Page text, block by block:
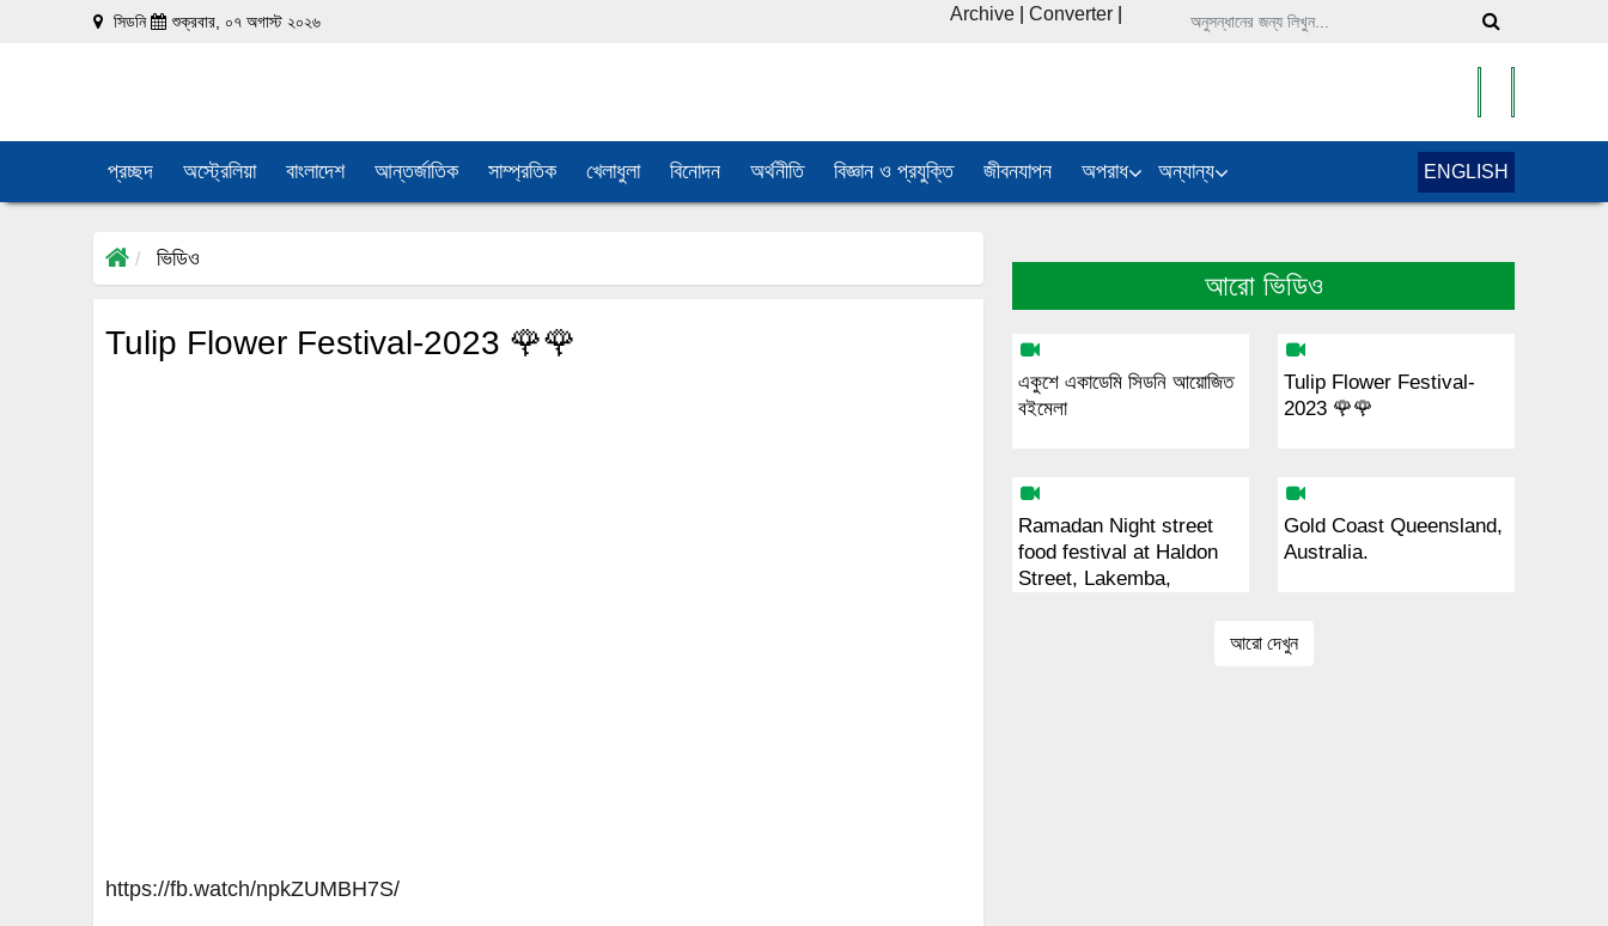
সিডনি শুক্রবার, ০৭ অগাস্ট ২০২৬ Archive Converter
প্রচ্ছদ অস্ট্রেলিয়া বাংলাদেশ আন্তর্জাতিক সাম্প্রতিক খেলাধুলা বিনোদন অর্থনীতি বিজ্ঞান ও প্রযুক্তি জীবনযাপন অপরাধ অন্যান্য ENGLISH
ভিডিও
Tulip Flower Festival-2023 🌹🌹
https://fb.watch/npkZUMBH7S/
আরো ভিডিও
একুশে একাডেমি সিডনি আয়োজিত
বইমেলা
Tulip Flower Festival-
2023 🌹🌹
Ramadan Night street
food festival at Haldon
Street, Lakemba,
Gold Coast Queensland,
Australia.
আরো দেখুন